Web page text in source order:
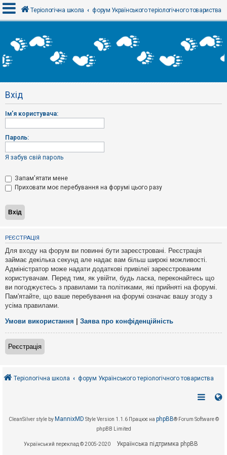
х
і
Р
є
т
р
а
і
Т
м
и
б
з
в
і
д
п
о
в
і
д
е
й
А
к
т
и
і
Теріологічна школа форум Українського теріологічного товариства
Вхід
Ім'я користувача:
Пароль:
Я забув свій пароль
Запам'ятати мене
Приховати моє перебування на форумі цього разу
РЕЄСТРАЦІЯ
Для входу на форум ви повинні бути зареєстровані. Реєстрація
займає декілька секунд але надає вам більш широкі можливості.
Адміністратор може надати додаткові привілеї зареєстрованим
користувачам. Перед тим, як увійти, будь ласка, переконайтесь що
ви погоджуєтесь з правилами та політиками, які прийняті на форумі.
Пам'ятайте, що ваше перебування на форумі означає вашу згоду з
усіма правилами.
Умови використання Заява про конфіденційність
Реєстрація
Теріологічна школа форум Українського теріологічного товариства
CleanSilver style by MannixMD Style Version 1.1.6 Працює на phpBB® Forum Software ©
phpBB Limited
Український переклад © 2005-2020 Українська підтримка phpBB